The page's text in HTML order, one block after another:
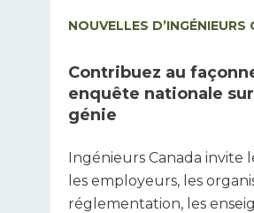
NOUVELLES
Contribuez au
enquête nationale
génie
Ingénieurs Canada invite
les employeurs, les
réglementation, les